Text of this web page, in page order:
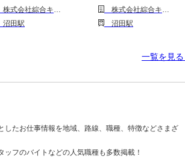
株式会社綜合キャリアオプション(1314GH0803G15★85-N)
沼田駅
株式会社綜合キャリアオプション(1314GH0803G15★14-N)
沼田駅
一覧を見
たお仕事情報を地域、路線、職種、特徴などさまざ
フのバイトなどの人気職種も多数掲載！